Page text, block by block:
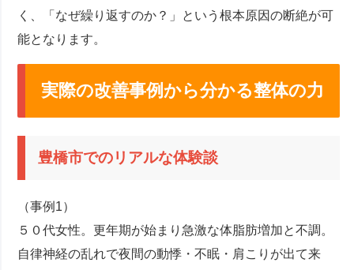
く、「なぜ繰り返すのか？」という根本原因の断絶が可
能となります。
実際の改善事例から分かる整体の力
豊橋市でのリアルな体験談
（事例1）
５０代女性。更年期が始まり急激な体脂肪増加と不調。
自律神経の乱れで夜間の動悸・不眠・肩こりが出て来